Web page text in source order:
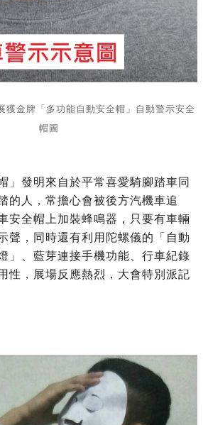
獲金牌「多功能自動安全帽」自動警示安全
帽圖
」發明來自於平常喜愛騎腳踏車同
的人，常擔心會被後方汽機車追
安全帽上加裝蜂鳴器，只要有車輛
聲，同時還有利用陀螺儀的「自動
」、藍芽連接手機功能、行車紀錄
性，展場反應熱烈，大會特別派記